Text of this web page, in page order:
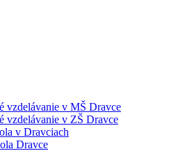
vzdelávanie v MŠ Dravce
vzdelávanie v ZŠ Dravce
v Dravciach
Dravce